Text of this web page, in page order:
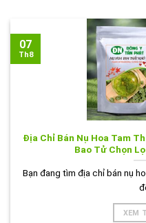
Địa Chỉ Bán Nụ Hoa Tam
Bao Tử Chọn
Bạn đang tìm địa chỉ bán nụ
XEM
07
Th8